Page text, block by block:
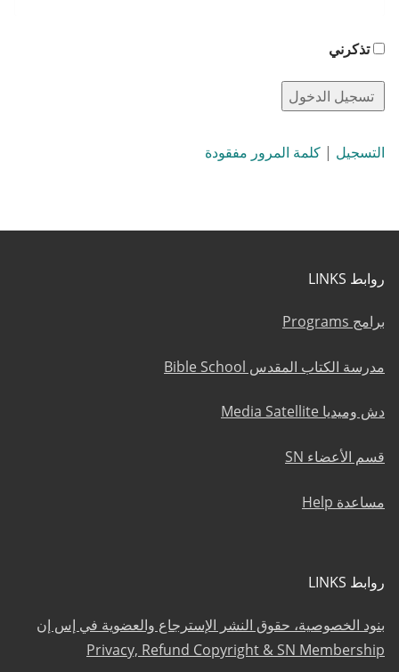
تذكرني
التسجيل | كلمة المرور مفقودة
روابط LINKS
برامج Programs
مدرسة الكتاب المقدس Bible School
دش وميديا Media Satellite
قسم الأعضاء SN
مساعدة Help
روابط LINKS
بنود الخصوصية، حقوق النشر الإسترجاع والعضوية في إس إن
Privacy, Refund Copyright & SN Membership